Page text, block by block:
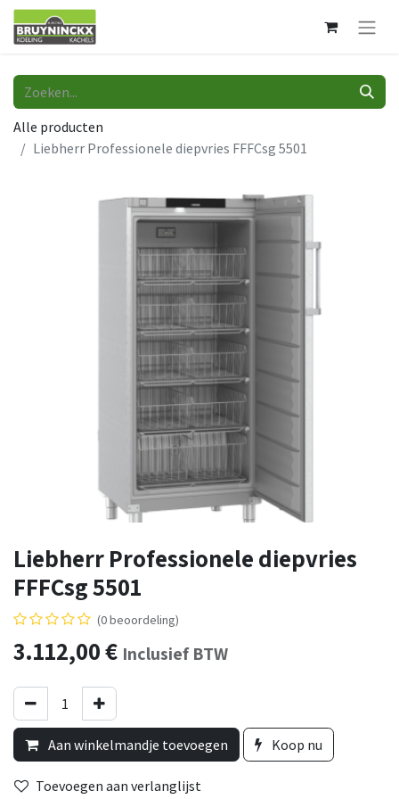
Alle producten
Liebherr Professionele diepvries FFFCsg 5501
Liebherr Professionele diepvries
FFFCsg 5501
(0 beoordeling)
3.112,00€ Inclusief BTW
Aan winkelmandje toevoegen Koop nu
Toevoegen aan verlanglijst